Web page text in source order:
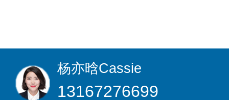
杨亦晗Cassie
13167276699